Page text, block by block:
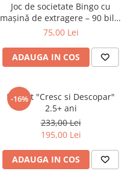
Joc de societate Bingo cu
mașină de extragere – 90 bile,
72 cartonașe și jetoane
75,00 Lei
ADAUGA IN COS
-16%
Pachet "Cresc si Descopar"
2.5+ ani
233,00 Lei
195,00 Lei
ADAUGA IN COS